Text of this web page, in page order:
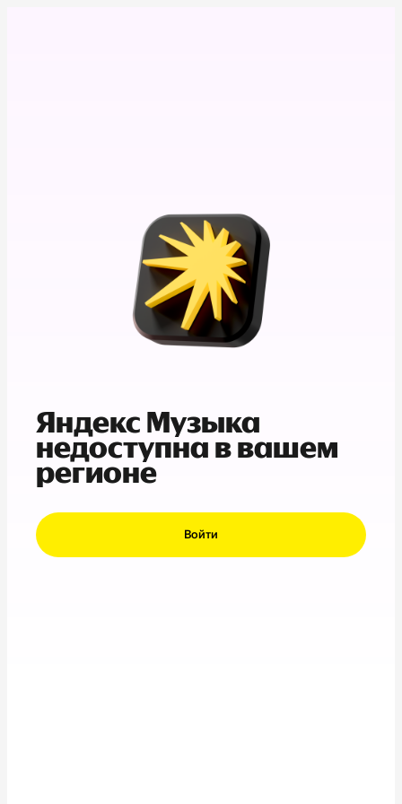
Яндекс Музыка
недоступна в вашем
регионе
Войти